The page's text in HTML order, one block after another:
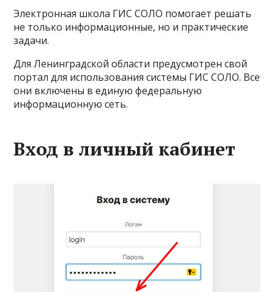
Электронная школа ГИС СОЛО помогает решать
не только информационные, но и практические
задачи.
Для Ленинградской области предусмотрен свой
портал для использования системы ГИС СОЛО. Все
они включены в единую федеральную
информационную сеть.
Вход в личный кабинет